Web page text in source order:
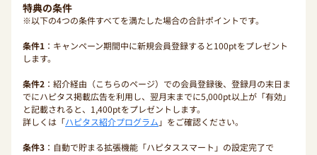
特典の条件
※以下の4つの条件すべてを満たした場合の合計ポイントです。
条件1 ：キャンペーン期間中に新規会員登録すると100ptをプレゼント
します。
条件2 ：紹介経由（こちらのページ）での会員登録後、登録月の末日ま
でにハピタス掲載広告を利用し、翌月末までに5,000pt以上が「有効」
と記載されると、1,400ptをプレゼントします。
詳しくは「ハピタス紹介プログラム 」をご確認ください。
条件3 ：自動で貯まる拡張機能「ハピタススマート」の設定完了で